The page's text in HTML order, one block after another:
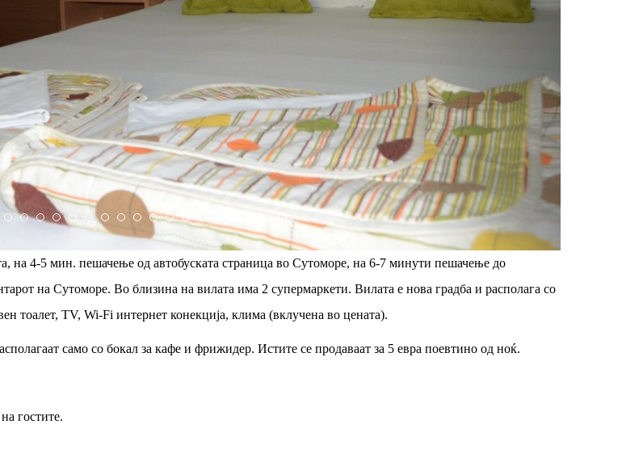
на 4-5 мин. пешачење од автобуската страница во Сутоморе, на 6-7 минути пешачење до
на Сутоморе. Во близина на вилата има 2 супермаркети. Вилата е нова градба и располага со
тоалет, TV, Wi-Fi интернет конекција, клима (вклучена во цената).
само со бокал за кафе и фрижидер. Истите се продаваат за 5 евра поевтино од ноќ.
гостите.